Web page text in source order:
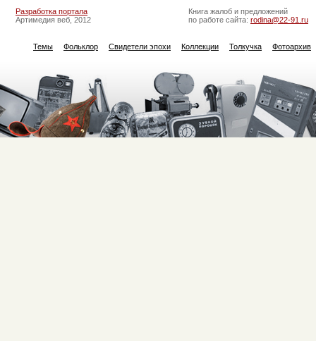
Разработка портала
Артимедия веб, 2012
Книга жалоб и предложений
по работе сайта: rodina@22-91.ru
Темы Фольклор Свидетели эпохи Коллекции Толкучка Фотоархив